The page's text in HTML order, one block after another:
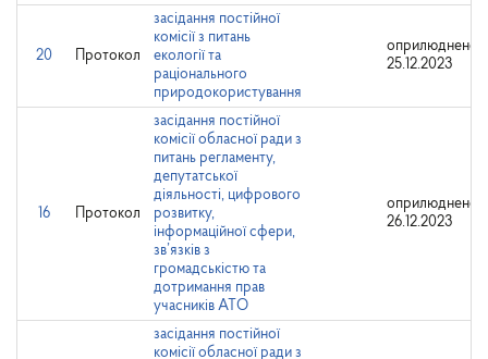
20 Протокол
засідання постійної
комісії з питань
екології та
раціонального
природокористування
оприлюднено:
25.12.2023
16 Протокол
засідання постійної
комісії обласної ради з
питань регламенту,
депутатської
діяльності, цифрового
розвитку,
інформаційної сфери,
зв’язків з
громадськістю та
дотримання прав
учасників АТО
оприлюднено:
26.12.2023
засідання постійної
комісії обласної ради з